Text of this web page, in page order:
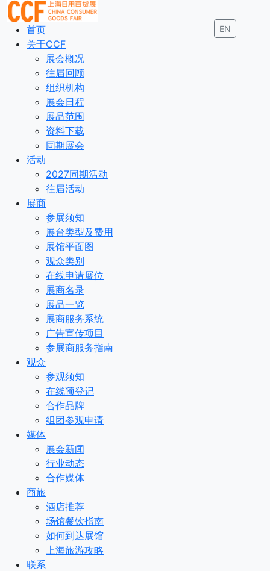
EN
首页
关于CCF
展会概况
往届回顾
组织机构
展会日程
展品范围
资料下载
同期展会
活动
2027同期活动
往届活动
展商
参展须知
展台类型及费用
展馆平面图
观众类别
在线申请展位
展商名录
展品一览
展商服务系统
广告宣传项目
参展商服务指南
观众
参观须知
在线预登记
合作品牌
组团参观申请
媒体
展会新闻
行业动态
合作媒体
商旅
酒店推荐
场馆餐饮指南
如何到达展馆
上海旅游攻略
联系